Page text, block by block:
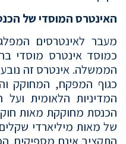
האינטרס המוסדי של
מעבר לאינטרסים
כמוסד אינטרס מוסדי
הממשלה. אינטרס זה
כגוף המפקח, המחוקק
המדיניות הלאומית
הכנסת מחוקקת מאות
של מאות מיליארדי